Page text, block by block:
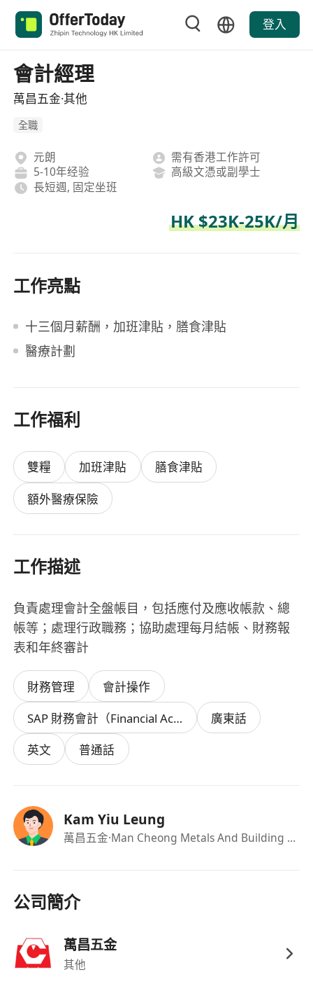
登入
會計經理
萬昌五金·其他
全職
元朗
需有香港工作許可
5-10年经验
高級文憑或副學士
長短週, 固定坐班
HK $23K-25K/月
工作亮點
十三個月薪酬，加班津貼，膳食津貼
醫療計劃
工作福利
雙糧 加班津貼
膳食津貼
額外醫療保險
工作描述
負責處理會計全盤帳目，包括應付及應收帳款、總
帳等；處理行政職務；協助處理每月結帳、財務報
表和年終審計
財務管理
會計操作
SAP 財務會計（Financial Accounting）
廣東話
英文
普通話
Kam Yiu Leung
萬昌五金·Man Cheong Metals And Building Materials Co.,Ltd.
公司簡介
萬昌五金
其他